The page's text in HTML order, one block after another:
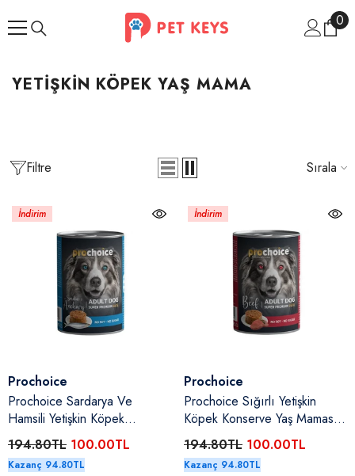
00
YETIŞKIN KÖPEK YAŞ MAMA
Filtre Sırala
İndirim
Satıcı:
Prochoice
Prochoice Sardarya Ve
Hamsili Yetişkin Köpek
Konserve Yaş Maması 400 Gr
194.80TL 100.00TL
Kazanç 94.80TL
İndirim
Satıcı:
Prochoice
Prochoice Sığırlı Yetişkin
Köpek Konserve Yaş Maması
400 Gr
194.80TL 100.00TL
Kazanç 94.80TL